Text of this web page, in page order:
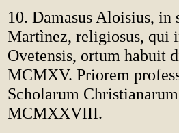
10. Damasus Aloisius,
Martìnez, religiosus, qui
Ovetensis, ortum habuit
MCMXV. Priorem
Scholarum
MCMXXVIII.